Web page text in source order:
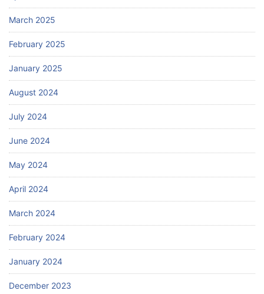
March 2025
February 2025
January 2025
August 2024
July 2024
June 2024
May 2024
April 2024
March 2024
February 2024
January 2024
December 2023